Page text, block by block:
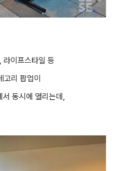
라이프스타일 등
고리 팝업이
동시에 열리는데,